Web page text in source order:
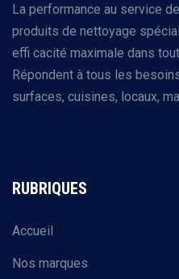
La performance au service
produits de nettoyage
effi cacité maximale dans
Répondent à tous les
surfaces, cuisines, locaux,
RUBRIQUES
Accueil
Nos marques